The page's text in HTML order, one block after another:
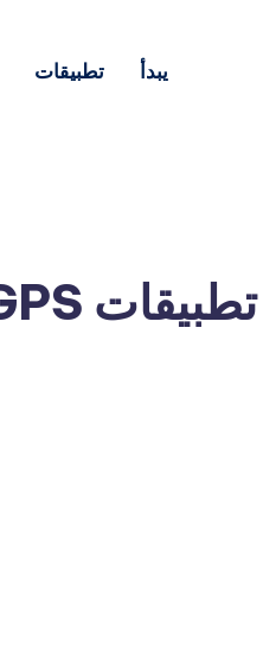
يبدأ تطبيقات
تطبيقات GPS بدون انترنت